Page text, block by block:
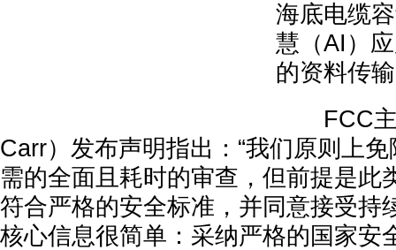
海底电缆
慧（AI）
的资料传
FCC主
Carr）发布声明指出：“我们原则上
需的全面且耗时的审查，但前提是此
符合严格的安全标准，并同意接受持
核心信息很简单：采纳严格的国家安